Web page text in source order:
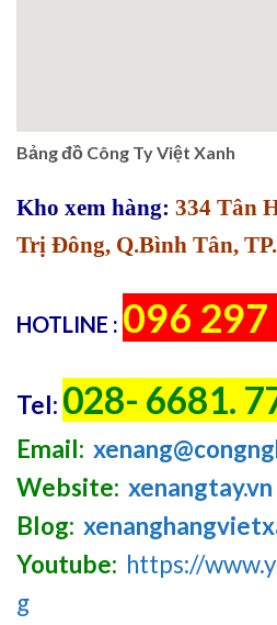
Bảng đồ Công Ty Việt Xanh
Kho xem hàng: 334 Tân
Trị Đông, Q.Bình Tân,
HOTLINE : 096
Tel: 028- 6681.
Email:
Website: xenangtay.vn
Blog:
Youtube: https://
g